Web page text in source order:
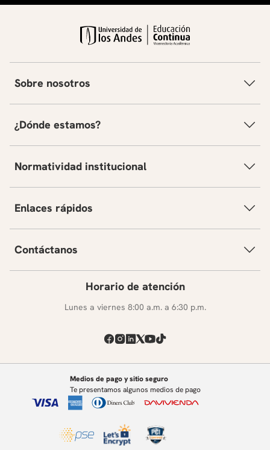
Sobre nosotros
¿Dónde estamos?
Normatividad institucional
Enlaces rápidos
Contáctanos
Horario de atención
Lunes a viernes 8:00 a.m. a 6:30 p.m.
Medios de pago y sitio seguro
Te presentamos algunos medios de pago